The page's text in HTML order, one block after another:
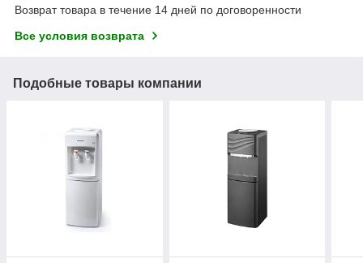
Возврат товара в течение 14 дней по договоренности
Все условия возврата
Подобные товары компании